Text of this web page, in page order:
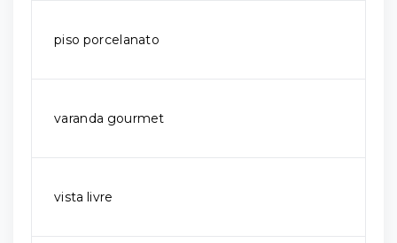
piso porcelanato
varanda gourmet
vista livre